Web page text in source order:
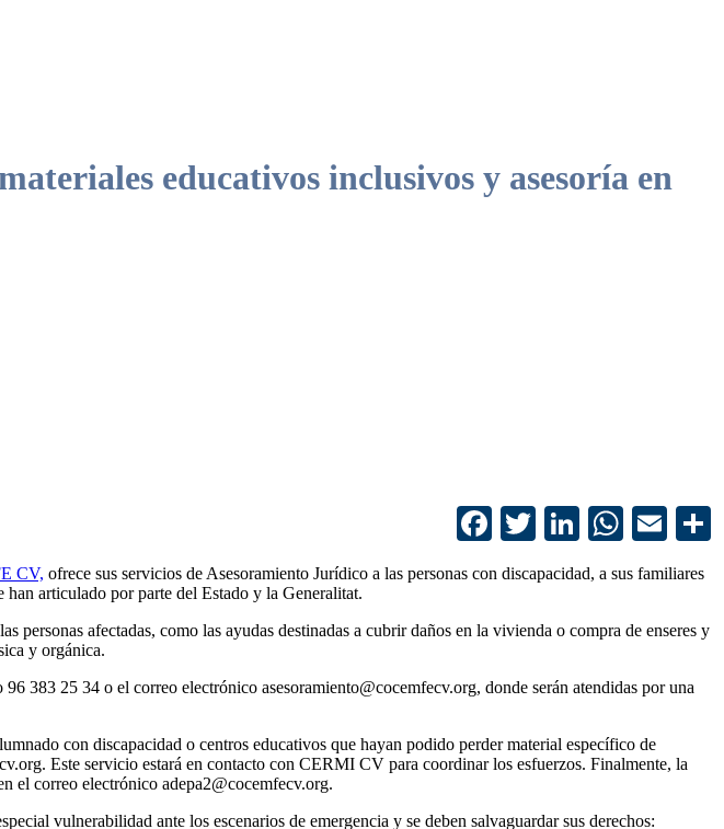
educativos inclusivos y asesoría en
Facebook
TwitterLinkedIn
CV, ofrece sus servicios de Asesoramiento Jurídico a las personas con discapacidad, a sus familiares
han articulado por parte del Estado y la Generalitat.
personas afectadas, como las ayudas destinadas a cubrir daños en la vivienda o compra de enseres y
y orgánica.
383 25 34 o el correo electrónico asesoramiento@cocemfecv.org, donde serán atendidas por una
con discapacidad o centros educativos que hayan podido perder material específico de
Este servicio estará en contacto con CERMI CV para coordinar los esfuerzos. Finalmente, la
el correo electrónico adepa2@cocemfecv.org.
vulnerabilidad ante los escenarios de emergencia y se deben salvaguardar sus derechos: